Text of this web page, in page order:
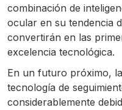
combinación de
ocular en su tendencia
convertirán en las
excelencia tecnológica.
En un futuro próximo,
tecnología de
considerablemente